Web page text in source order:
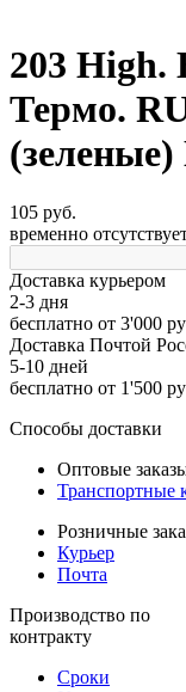
203 High.
Термо.
105 руб.
временно
Доставка курьером
2-3 дня
бесплатно от 3'000
Доставка Почтой
5-10 дней
бесплатно от 1'500
Способы доставки
Оптовые
Транспортные
Розничные
Курьер
Почта
Производство по
контракту
Сроки